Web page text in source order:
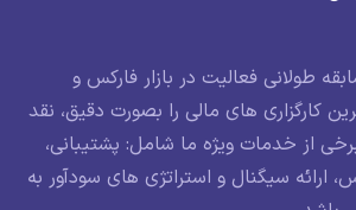
طولانی فعالیت در بازار فارکس و
کارگزاری های مالی را بصورت دقیق، نقد
از خدمات ویژه ما شامل: پشتیبانی،
ارائه سیگنال و استراتژی های سودآور به